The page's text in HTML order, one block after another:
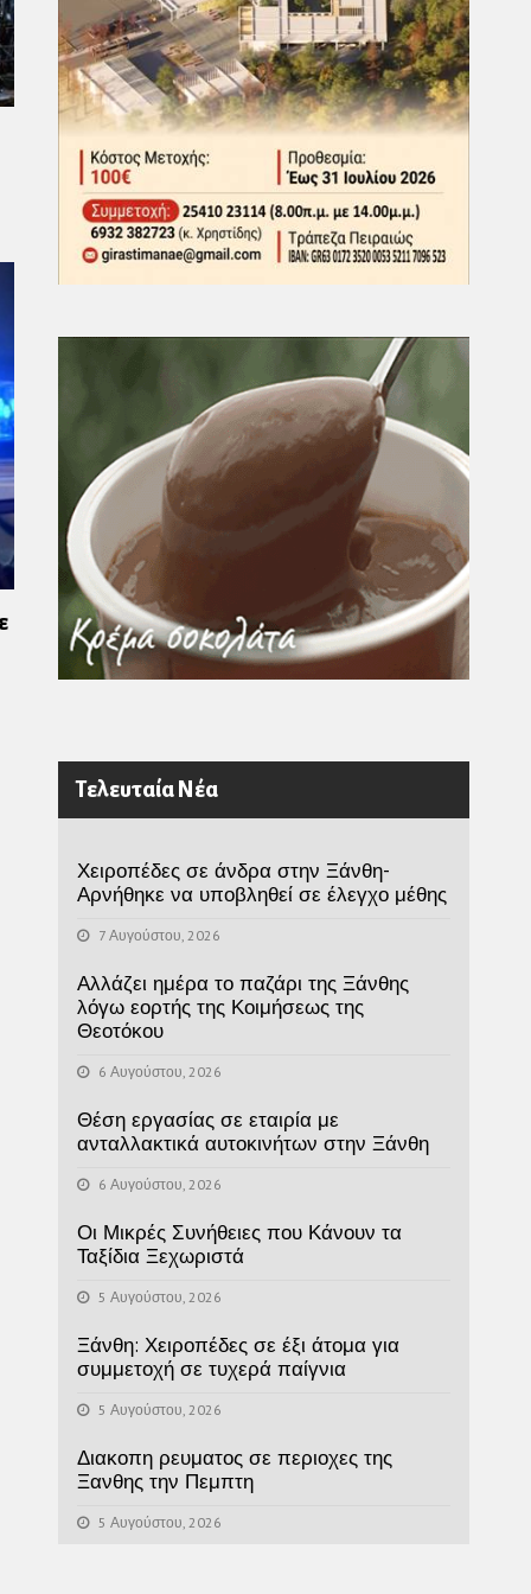
Τελευταία Νέα
Χειροπέδες σε άνδρα στην Ξάνθη-
Αρνήθηκε να υποβληθεί σε έλεγχο μέθης
7 Αυγούστου, 2026
Αλλάζει ημέρα το παζάρι της Ξάνθης
λόγω εορτής της Κοιμήσεως της
Θεοτόκου
6 Αυγούστου, 2026
Θέση εργασίας σε εταιρία με
ανταλλακτικά αυτοκινήτων στην Ξάνθη
6 Αυγούστου, 2026
Οι Μικρές Συνήθειες που Κάνουν τα
Ταξίδια Ξεχωριστά
5 Αυγούστου, 2026
Ξάνθη: Χειροπέδες σε έξι άτομα για
συμμετοχή σε τυχερά παίγνια
5 Αυγούστου, 2026
Διακοπη ρευματος σε περιοχες της
Ξανθης την Πεμπτη
5 Αυγούστου, 2026